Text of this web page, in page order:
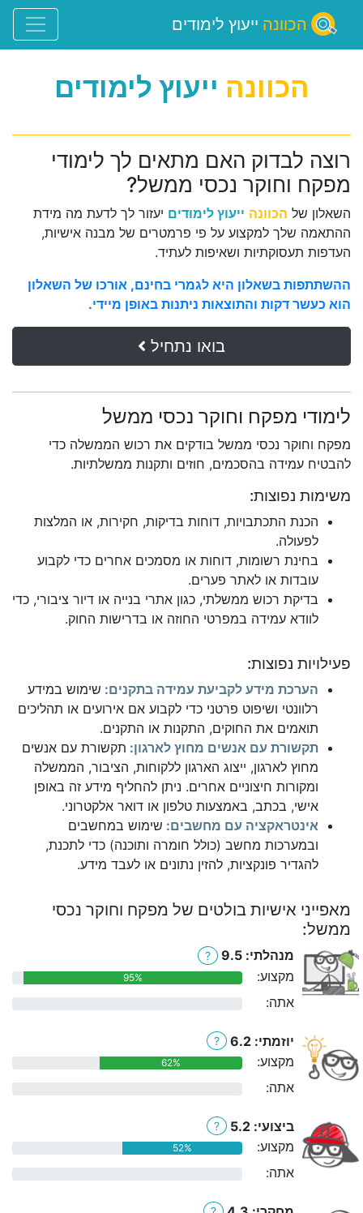
הכוונה ייעוץ לימודים
הכוונה ייעוץ לימודים
רוצה לבדוק האם מתאים לך לימודי
מפקח וחוקר נכסי ממשל?
השאלון של הכוונה ייעוץ לימודים יעזור לך לדעת מה מידת
ההתאמה שלך למקצוע על פי פרמטרים של מבנה אישיות,
העדפות תעסוקתיות ושאיפות לעתיד.
ההשתתפות בשאלון היא לגמרי בחינם, אורכו של השאלון
הוא כעשר דקות והתוצאות ניתנות באופן מיידי.
בואו נתחיל
לימודי מפקח וחוקר נכסי ממשל
מפקח וחוקר נכסי ממשל בודקים את רכוש הממשלה כדי
להבטיח עמידה בהסכמים, חוזים ותקנות ממשלתיות.
משימות נפוצות:
הכנת התכתבויות, דוחות בדיקות, חקירות, או המלצות
לפעולה.
בחינת רשומות, דוחות או מסמכים אחרים כדי לקבוע
עובדות או לאתר פערים.
בדיקת רכוש ממשלתי, כגון אתרי בנייה או דיור ציבורי, כדי
לוודא עמידה במפרטי החוזה או בדרישות החוק.
פעילויות נפוצות:
הערכת מידע לקביעת עמידה בתקנים: שימוש במידע
רלוונטי ושיפוט פרטני כדי לקבוע אם אירועים או תהליכים
תואמים את החוקים, התקנות או התקנים.
תקשורת עם אנשים מחוץ לארגון: תקשורת עם אנשים
מחוץ לארגון, ייצוג הארגון ללקוחות, הציבור, הממשלה
ומקורות חיצוניים אחרים. ניתן להחליף מידע זה באופן
אישי, בכתב, באמצעות טלפון או דואר אלקטרוני.
אינטראקציה עם מחשבים: שימוש במחשבים
ובמערכות מחשב (כולל חומרה ותוכנה) כדי לתכנת,
להגדיר פונקציות, להזין נתונים או לעבד מידע.
מאפייני אישיות בולטים של מפקח וחוקר נכסי
ממשל:
מנהלתי: 9.5 ?
מקצוע: 95%
אתה:
יוזמתי: 6.2 ?
מקצוע: 62%
אתה:
ביצועי: 5.2 ?
מקצוע: 52%
אתה: